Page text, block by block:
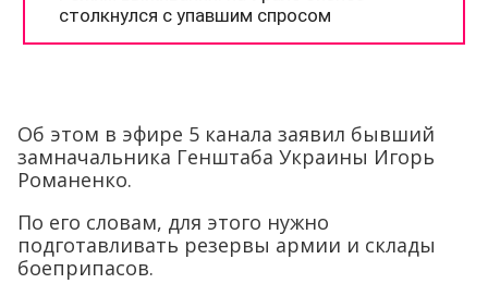
Об этом в эфире 5 канала заявил бывший
замначальника Генштаба Украины Игорь
Романенко.
По его словам, для этого нужно
подготавливать резервы армии и склады
боеприпасов.